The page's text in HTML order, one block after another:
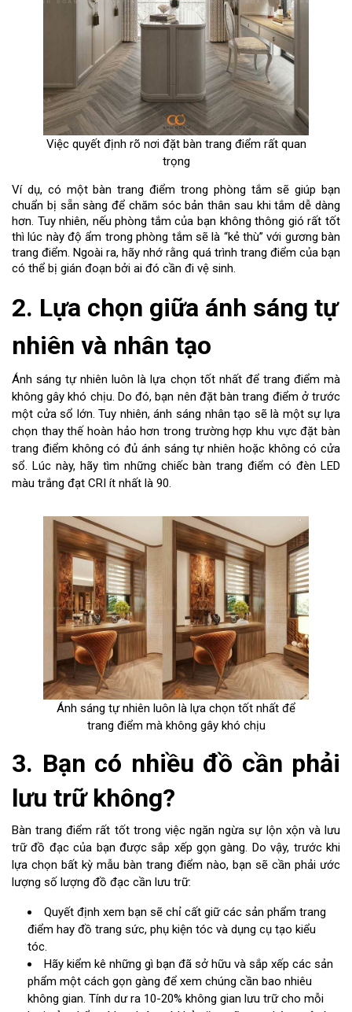
Việc quyết định rõ nơi đặt bàn trang điểm rất quan
trọng
Ví dụ, có một bàn trang điểm trong phòng tắm sẽ giúp bạn
chuẩn bị sẵn sàng để chăm sóc bản thân sau khi tắm dễ dàng
hơn. Tuy nhiên, nếu phòng tắm của bạn không thông gió rất tốt
thì lúc này độ ẩm trong phòng tắm sẽ là “kẻ thù” với gương bàn
trang điểm. Ngoài ra, hãy nhớ rằng quá trình trang điểm của bạn
có thể bị gián đoạn bởi ai đó cần đi vệ sinh.
2. Lựa chọn giữa ánh sáng tự
nhiên và nhân tạo
Ánh sáng tự nhiên luôn là lựa chọn tốt nhất để trang điểm mà
không gây khó chịu. Do đó, bạn nên đặt bàn trang điểm ở trước
một cửa sổ lớn. Tuy nhiên, ánh sáng nhân tạo sẽ là một sự lựa
chọn thay thế hoàn hảo hơn trong trường hợp khu vực đặt bàn
trang điểm không có đủ ánh sáng tự nhiên hoặc không có cửa
sổ. Lúc này, hãy tìm những chiếc bàn trang điểm có đèn LED
màu trắng đạt CRI ít nhất là 90.
Ánh sáng tự nhiên luôn là lựa chọn tốt nhất để
trang điểm mà không gây khó chịu
3. Bạn có nhiều đồ cần phải
lưu trữ không?
Bàn trang điểm rất tốt trong việc ngăn ngừa sự lộn xộn và lưu
trữ đồ đạc của bạn được sắp xếp gọn gàng. Do vậy, trước khi
lựa chọn bất kỳ mẫu bàn trang điểm nào, bạn sẽ cần phải ước
lượng số lượng đồ đạc cần lưu trữ:
Quyết định xem bạn sẽ chỉ cất giữ các sản phẩm trang
điểm hay đồ trang sức, phụ kiện tóc và dụng cụ tạo kiểu
tóc.
Hãy kiểm kê những gì bạn đã sở hữu và sắp xếp các sản
phẩm một cách gọn gàng để xem chúng cần bao nhiêu
không gian. Tính dư ra 10-20% không gian lưu trữ cho mỗi